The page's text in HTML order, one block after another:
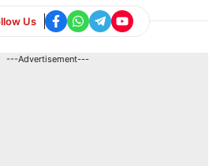
Us
---Advertisement---